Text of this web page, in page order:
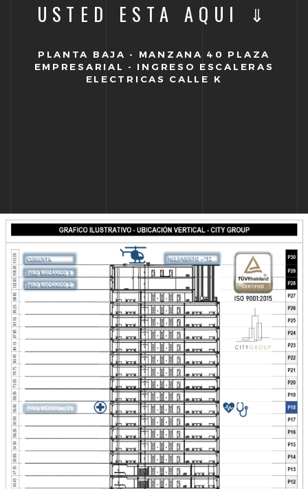
USTED ESTA AQUI ⇓
PLANTA BAJA - MANZANA 40 PLAZA
EMPRESARIAL - INGRESO ESCALERAS
ELECTRICAS CALLE K